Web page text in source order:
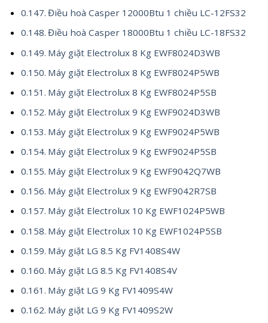
Điều hoà Casper 12000Btu 1 chiều LC-12FS32
Điều hoà Casper 18000Btu 1 chiều LC-18FS32
Máy giặt Electrolux 8 Kg EWF8024D3WB
Máy giặt Electrolux 8 Kg EWF8024P5WB
Máy giặt Electrolux 8 Kg EWF8024P5SB
Máy giặt Electrolux 9 Kg EWF9024D3WB
Máy giặt Electrolux 9 Kg EWF9024P5WB
Máy giặt Electrolux 9 Kg EWF9024P5SB
Máy giặt Electrolux 9 Kg EWF9042Q7WB
Máy giặt Electrolux 9 Kg EWF9042R7SB
Máy giặt Electrolux 10 Kg EWF1024P5WB
Máy giặt Electrolux 10 Kg EWF1024P5SB
Máy giặt LG 8.5 Kg FV1408S4W
Máy giặt LG 8.5 Kg FV1408S4V
Máy giặt LG 9 Kg FV1409S4W
Máy giặt LG 9 Kg FV1409S2W